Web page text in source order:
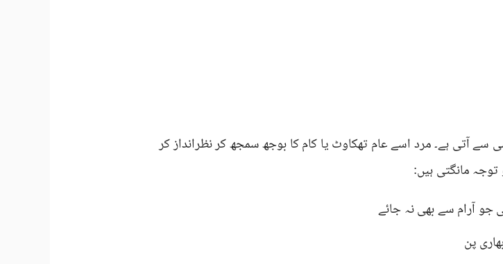
آتی ہے۔ مرد اسے عام تھکاوٹ یا کام کا بوجھ سمجھ کر نظرانداز کر
مانگتی ہیں:
جو آرام سے بھی نہ جائے
پن